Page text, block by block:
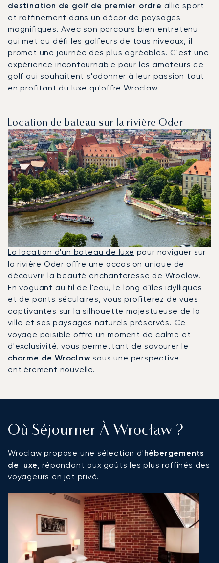
destination de golf de premier ordre allie sport
et raffinement dans un décor de paysages
magnifiques. Avec son parcours bien entretenu
qui met au défi les golfeurs de tous niveaux, il
promet une journée des plus agréables. C'est une
expérience incontournable pour les amateurs de
golf qui souhaitent s'adonner à leur passion tout
en profitant du luxe qu'offre Wroclaw.
Location de bateau sur la rivière Oder
La location d'un bateau de luxe pour naviguer sur
la rivière Oder offre une occasion unique de
découvrir la beauté enchanteresse de Wroclaw.
En voguant au fil de l'eau, le long d'îles idylliques
et de ponts séculaires, vous profiterez de vues
captivantes sur la silhouette majestueuse de la
ville et ses paysages naturels préservés. Ce
voyage paisible offre un moment de calme et
d'exclusivité, vous permettant de savourer le
charme de Wroclaw sous une perspective
entièrement nouvelle.
Où Séjourner À Wrocław ?
Wroclaw propose une sélection d'hébergements
de luxe, répondant aux goûts les plus raffinés des
voyageurs en jet privé.